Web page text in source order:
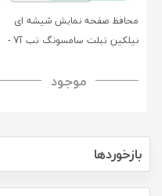
محافظ صفحه نمایش شیشه ای
نیلکین تبلت سامسونگ تب آ7 -
H+ Anti-explosion Tempered
موجود
بازخوردها